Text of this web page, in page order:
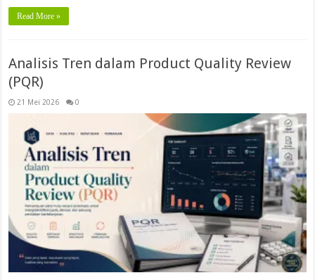
Read More »
Analisis Tren dalam Product Quality Review
(PQR)
21 Mei 2026 0